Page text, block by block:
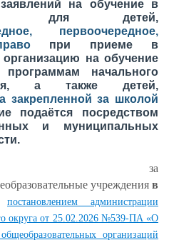
на обучение в
для детей,
, первоочередное,
при приеме в
на обучение
начального
а также детей,
закрепленной за школой
подаётся посредством
и муниципальных
учреждения в
постановлением администрации
округа от 25.02.2026 №539-ПА «О
организаций